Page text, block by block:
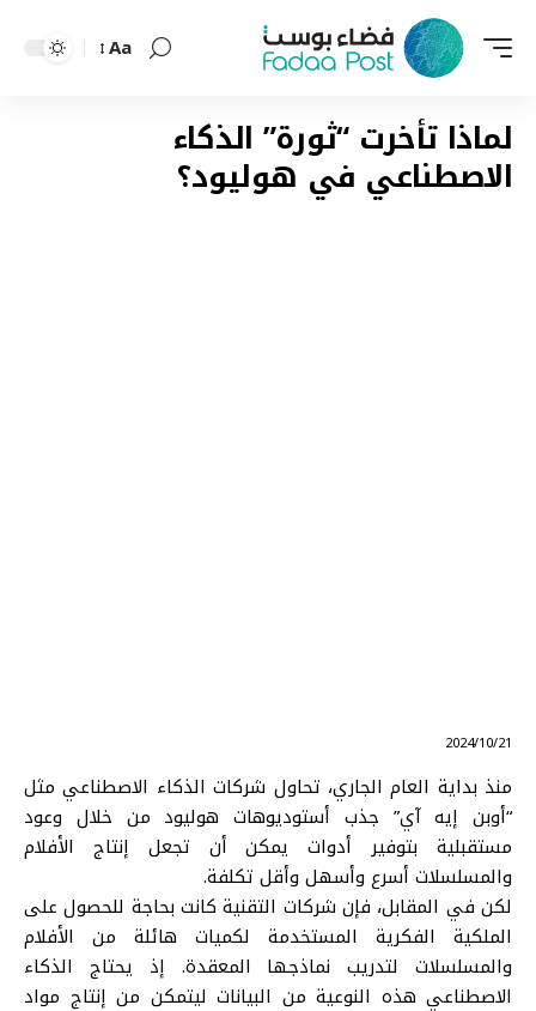
Font
Aa
لماذا تأخرت “ثورة” الذكاء
الاصطناعي في هوليود؟
⠀ 2024/10/21
منذ بداية العام الجاري، تحاول شركات الذكاء الاصطناعي مثل
“أوبن إيه آي” جذب أستوديوهات هوليود من خلال وعود
مستقبلية بتوفير أدوات يمكن أن تجعل إنتاج الأفلام
والمسلسلات أسرع وأسهل وأقل تكلفة.
لكن في المقابل، فإن شركات التقنية كانت بحاجة للحصول على
الملكية الفكرية المستخدمة لكميات هائلة من الأفلام
والمسلسلات لتدريب نماذجها المعقدة. إذ يحتاج الذكاء
الاصطناعي هذه النوعية من البيانات ليتمكن من إنتاج مواد